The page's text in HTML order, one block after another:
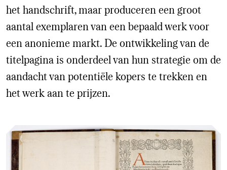
het handschrift, maar produceren een groot
aantal exemplaren van een bepaald werk voor
een anonieme markt. De ontwikkeling van de
titelpagina is onderdeel van hun strategie om de
aandacht van potentiële kopers te trekken en
het werk aan te prijzen.